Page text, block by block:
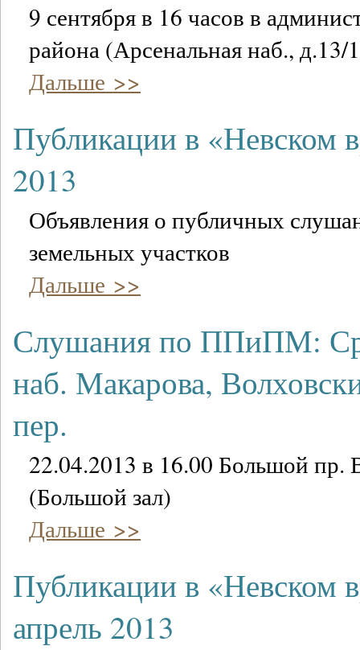
9 сентября в 16 часов в
района (Арсенальная наб.,
Дальше >>
Публикации в «Невском
2013
Объявления о публичных
земельных участков
Дальше >>
Слушания по ППиПМ:
наб. Макарова,
пер.
22.04.2013 в 16.00 Большой пр.
(Большой зал)
Дальше >>
Публикации в «Невском
апрель 2013